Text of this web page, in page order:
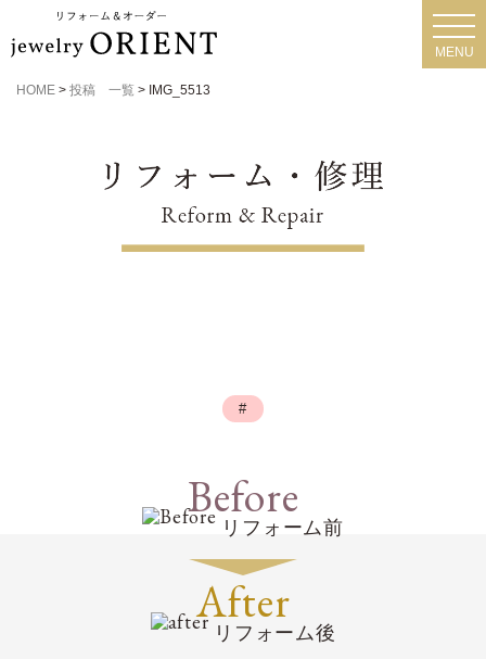
MENU
HOME > 投稿 一覧 > IMG_5513
#
Before
リフォーム前
After
リフォーム後